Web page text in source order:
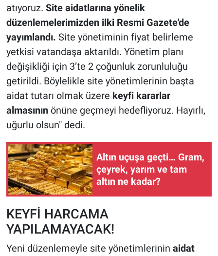
atıyoruz. Site aidatlarına yönelik
düzenlemelerimizden ilki Resmi Gazete'de
yayımlandı. Site yönetiminin fiyat belirleme
yetkisi vatandaşa aktarıldı. Yönetim planı
değişikliği için 3’te 2 çoğunluk zorunluluğu
getirildi. Böylelikle site yönetimlerinin başta
aidat tutarı olmak üzere keyfi kararlar
almasınınönüne geçmeyi hedefliyoruz. Hayırlı,
uğurlu olsun" dedi.
Altın uçuşa geçti… Gram,
çeyrek, yarım ve tam
altın ne kadar?
KEYFİ HARCAMA
YAPILAMAYACAK!
Yeni düzenlemeyle site yönetimlerinin aidat